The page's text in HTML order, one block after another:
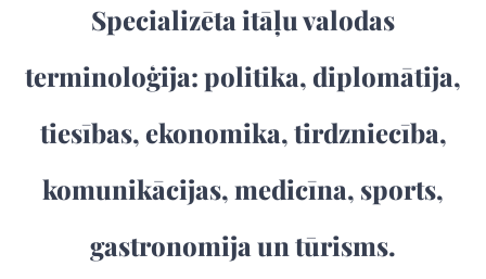
Specializēta itāļu valodas
terminoloģija: politika, diplomātija,
tiesības, ekonomika, tirdzniecība,
komunikācijas, medicīna, sports,
gastronomija un tūrisms.